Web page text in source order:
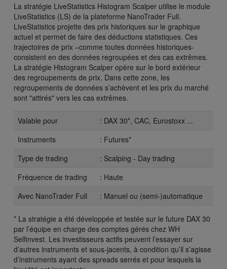
La stratégie LiveStatistics Histogram Scalper utilise le module
LiveStatistics (LS) de la plateforme NanoTrader Full.
LiveStatistics projette des prix historiques sur le graphique
actuel et permet de faire des déductions statistiques. Ces
trajectoires de prix –comme toutes données historiques-
consistent en des données regroupées et des cas extrêmes.
La stratégie Histogram Scalper opère sur le bord extérieur
des regroupements de prix. Dans cette zone, les
regroupements de données s’achèvent et les prix du marché
sont "attirés" vers les cas extrêmes.
Valable pour
: DAX 30*, CAC, Eurostoxx ...
Instruments
: Futures*
Type de trading
: Scalping - Day trading
Fréquence de trading
: Haute
Avec NanoTrader Full
: Manuel ou (semi-)automatique
* La stratégie a été développée et testée sur le future DAX 30
par l’équipe en charge des comptes gérés chez WH
Selfinvest. Les investisseurs actifs peuvent l’essayer sur
d’autres instruments et sous-jacents, à condition qu’il s’agisse
d’instruments ayant des spreads serrés et pour lesquels la